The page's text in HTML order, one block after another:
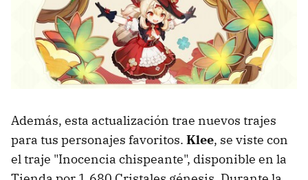
Además, esta actualización trae nuevos trajes
para tus personajes favoritos. Klee, se viste con
el traje "Inocencia chispeante", disponible en la